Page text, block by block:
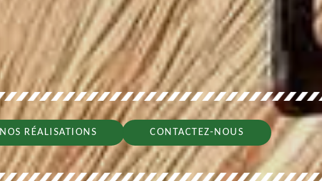
NOS RÉALISATIONS CONTACTEZ-NOUS